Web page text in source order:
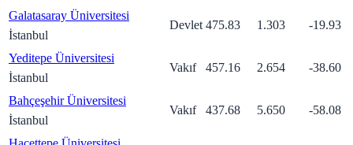
Galatasaray Üniversitesi
İstanbul
Devlet 475.83 1.303 -19.93
Yeditepe Üniversitesi
İstanbul
Vakıf 457.16 2.654 -38.60
Bahçeşehir Üniversitesi
İstanbul
Vakıf 437.68 5.650 -58.08